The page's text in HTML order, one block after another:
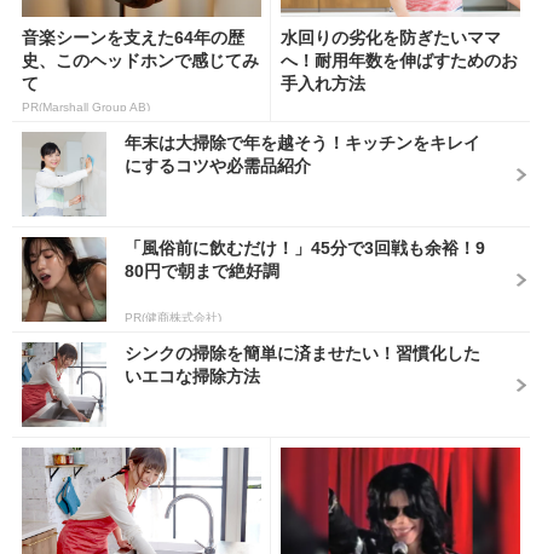
音楽シーンを支えた64年の歴
史、このヘッドホンで感じてみ
て
PR(Marshall Group AB)
水回りの劣化を防ぎたいママ
へ！耐用年数を伸ばすためのお
手入れ方法
年末は大掃除で年を越そう！キッチンをキレイ
にするコツや必需品紹介
「風俗前に飲むだけ！」45分で3回戦も余裕！9
80円で朝まで絶好調
PR(健商株式会社)
シンクの掃除を簡単に済ませたい！習慣化した
いエコな掃除方法